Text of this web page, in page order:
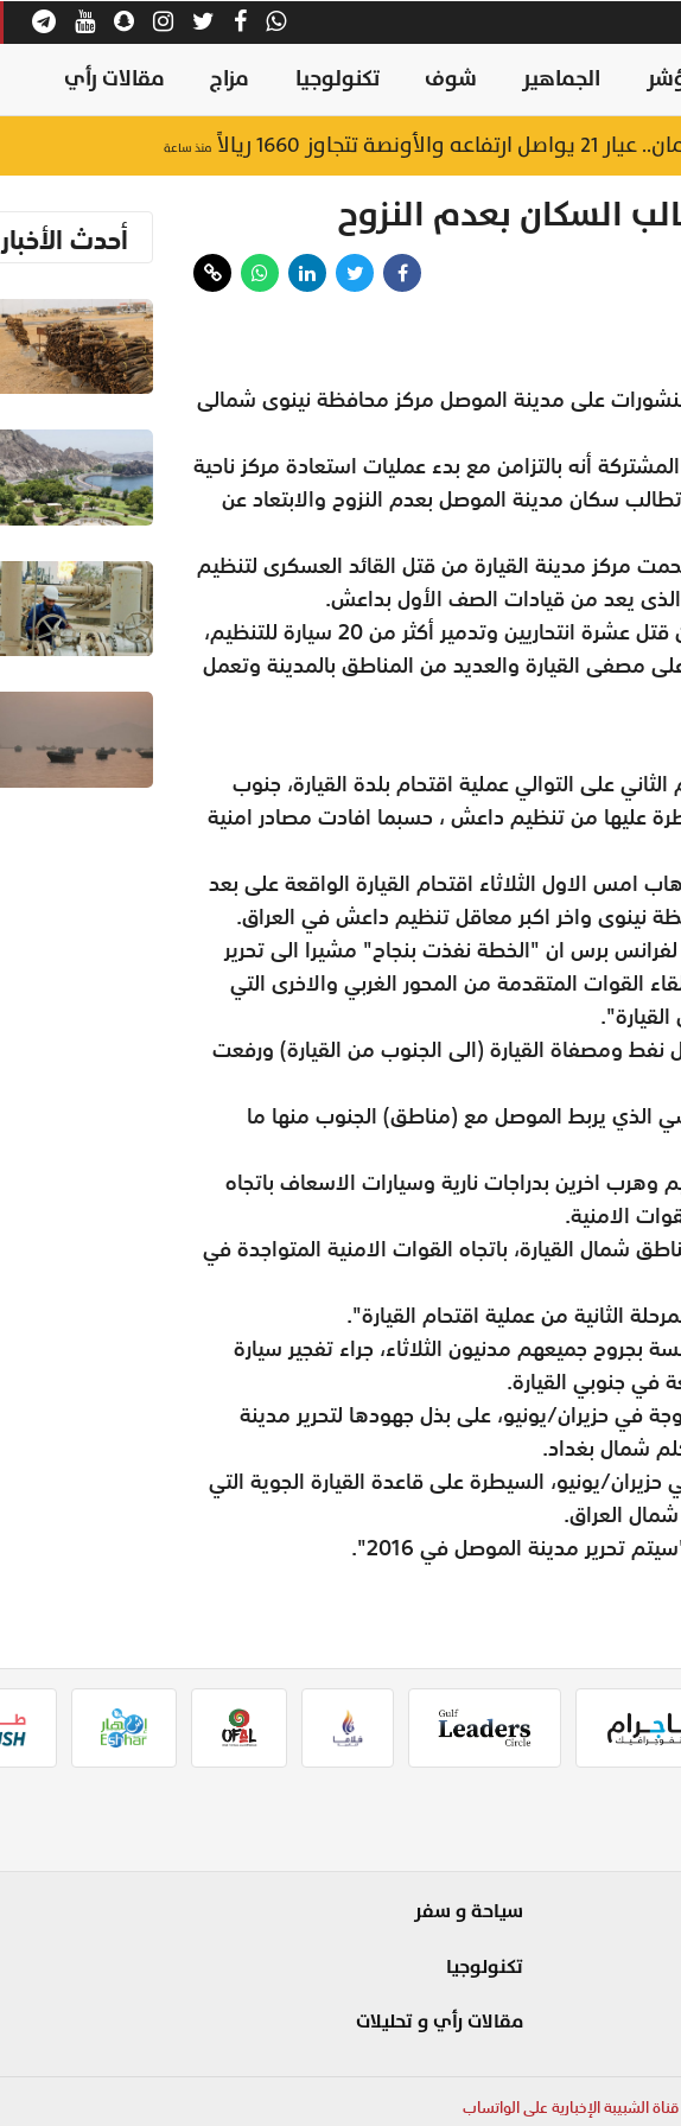
الجماهير شوف تكنولوجيا مزاج مقالات رأي
1660 ريالاً منذ ساعة
السكان بعدم النزوح
على مدينة الموصل مركز محافظة نينوى شمالى
أنه بالتزامن مع بدء عمليات استعادة مركز ناحية
سكان مدينة الموصل بعدم النزوح والابتعاد عن
مركز مدينة القيارة من قتل القائد العسكرى لتنظيم
الذى يعد من قيادات الصف الأول بداعش.
وقال مصدر أمنى ان القوات تمكنت أيضا من قتل عشرة انتحاريين وتدمير أكثر من 20 سيارة للتنظيم،
مصفى القيارة والعديد من المناطق بالمدينة وتعمل
على التوالي عملية اقتحام بلدة القيارة، جنوب
عليها من تنظيم داعش ، حسبما افادت مصادر امنية
امس الاول الثلاثاء اقتحام القيارة الواقعة على بعد
لفرانس برس ان "الخطة نفذت بنجاح" مشيرا الى تحرير
المتقدمة من المحور الغربي والاخرى التي
ومصفاة القيارة (الى الجنوب من القيارة) ورفعت
الذي يربط الموصل مع (مناطق) الجنوب منها ما
اخرين بدراجات نارية وسيارات الاسعاف باتجاه
الامنية.
شمال القيارة، باتجاه القوات الامنية المتواجدة في
الثانية من عملية اقتحام القيارة".
جميعهم مدنيون الثلاثاء، جراء تفجير سيارة
في جنوبي القيارة.
في حزيران/يونيو، على بذل جهودها لتحرير مدينة
يونيو، السيطرة على قاعدة القيارة الجوية التي
العراق.
تحرير مدينة الموصل في 2016".
أحدث الأخبار
سياحة و سفر
تكنولوجيا
مقالات رأي و تحليلات
الشبيبة الإخبارية على الواتساب